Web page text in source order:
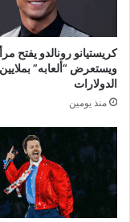
كريستيانو رونالدو يفتح
ويستعرض “ألعابه” بملايين
الدولارات
منذ يومين